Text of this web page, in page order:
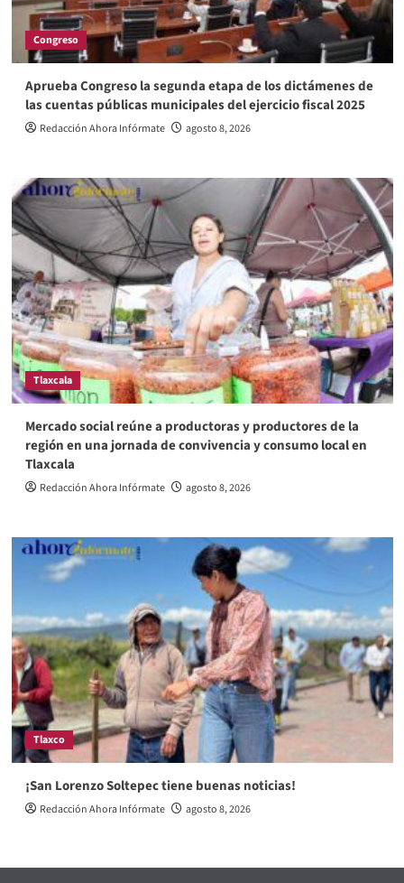
Congreso
Aprueba Congreso la segunda etapa de los dictámenes de
las cuentas públicas municipales del ejercicio fiscal 2025
Redacción Ahora Infórmate agosto 8, 2026
Tlaxcala
Mercado social reúne a productoras y productores de la
región en una jornada de convivencia y consumo local en
Tlaxcala
Redacción Ahora Infórmate agosto 8, 2026
Tlaxco
¡San Lorenzo Soltepec tiene buenas noticias!
Redacción Ahora Infórmate agosto 8, 2026